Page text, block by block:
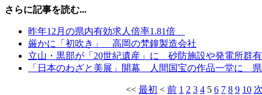
さらに記事を読む...
昨年12月の県内有効求人倍率1.81倍
厳かに「初吹き」 高岡の梵鐘製造会社
立山・黒部が「20世紀遺産」に 砂防施設や発電所群
「日本のわざと美展」開幕 人間国宝の作品一堂に
<< 最初 < 前 1 2 3 4 5 6 7 8 9 10